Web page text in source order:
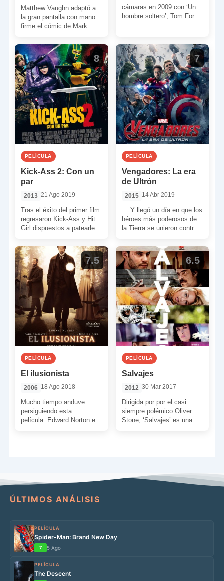
Matthew Vaughn adaptó a
la gran pantalla con mano
firme el cómic de Mark
parodia y […]
cámaras en 2009 con ‘Un
hombre soltero’, Tom Ford
8
PELÍCULA
Kick-Ass 2: Con un
par
2013 21 Ago 2019
Tras el éxito del primer film
regresaron Kick-Ass y Hit
Girl dispuestos a patearles
¿Lo […]
7
PELÍCULA
Vengadores: La era
de Ultrón
2015 14 Abr 2019
… Y llegó un día en que los
héroes más poderosos de
la Tierra se unieron contra
7.5
PELÍCULA
El ilusionista
2006 18 Ago 2018
Mucho tiempo anduve
persiguiendo esta
película. Edward Norton es
6.5
PELÍCULA
Salvajes
2012 30 Mar 2017
Dirigida por por el casi
siempre polémico Oliver
Stone, ‘Salvajes’ es una
ÚLTIMOS ANÁLISIS
PELÍCULA
Spider-Man: Brand New Day
7 5 Ago
PELÍCULA
The Descent